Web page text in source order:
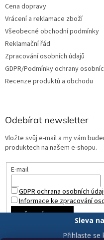
Cena dopravy
Vrácení a reklamace zboží
Všeobecné obchodní podmínky
Reklamační řád
Zpracování osobních údajů
GDPR/Podmínky ochrany
Recenze produktů a obchodu
Odebírat newsletter
Vložte svůj e-mail a my vám
produktech na našem e-shopu.
E-mail
GDPR ochrana osobních
Informace ke zpracování
PŘIHLÁSIT SE
Sleva
Přihlaste se